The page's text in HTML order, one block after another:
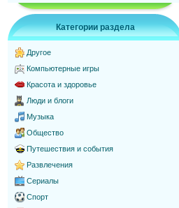
Категории раздела
Другое
Компьютерные игры
Красота и здоровье
Люди и блоги
Музыка
Общество
Путешествия и события
Развлечения
Сериалы
Спорт